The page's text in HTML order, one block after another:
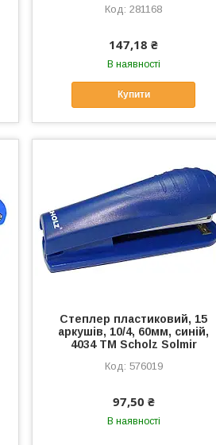
281168
147,18 ₴
В наявності
Купити
Степлер пластиковий, 15
аркушів, 10/4, 60мм, синій,
4034 ТМ Scholz Solmir
576019
97,50 ₴
В наявності